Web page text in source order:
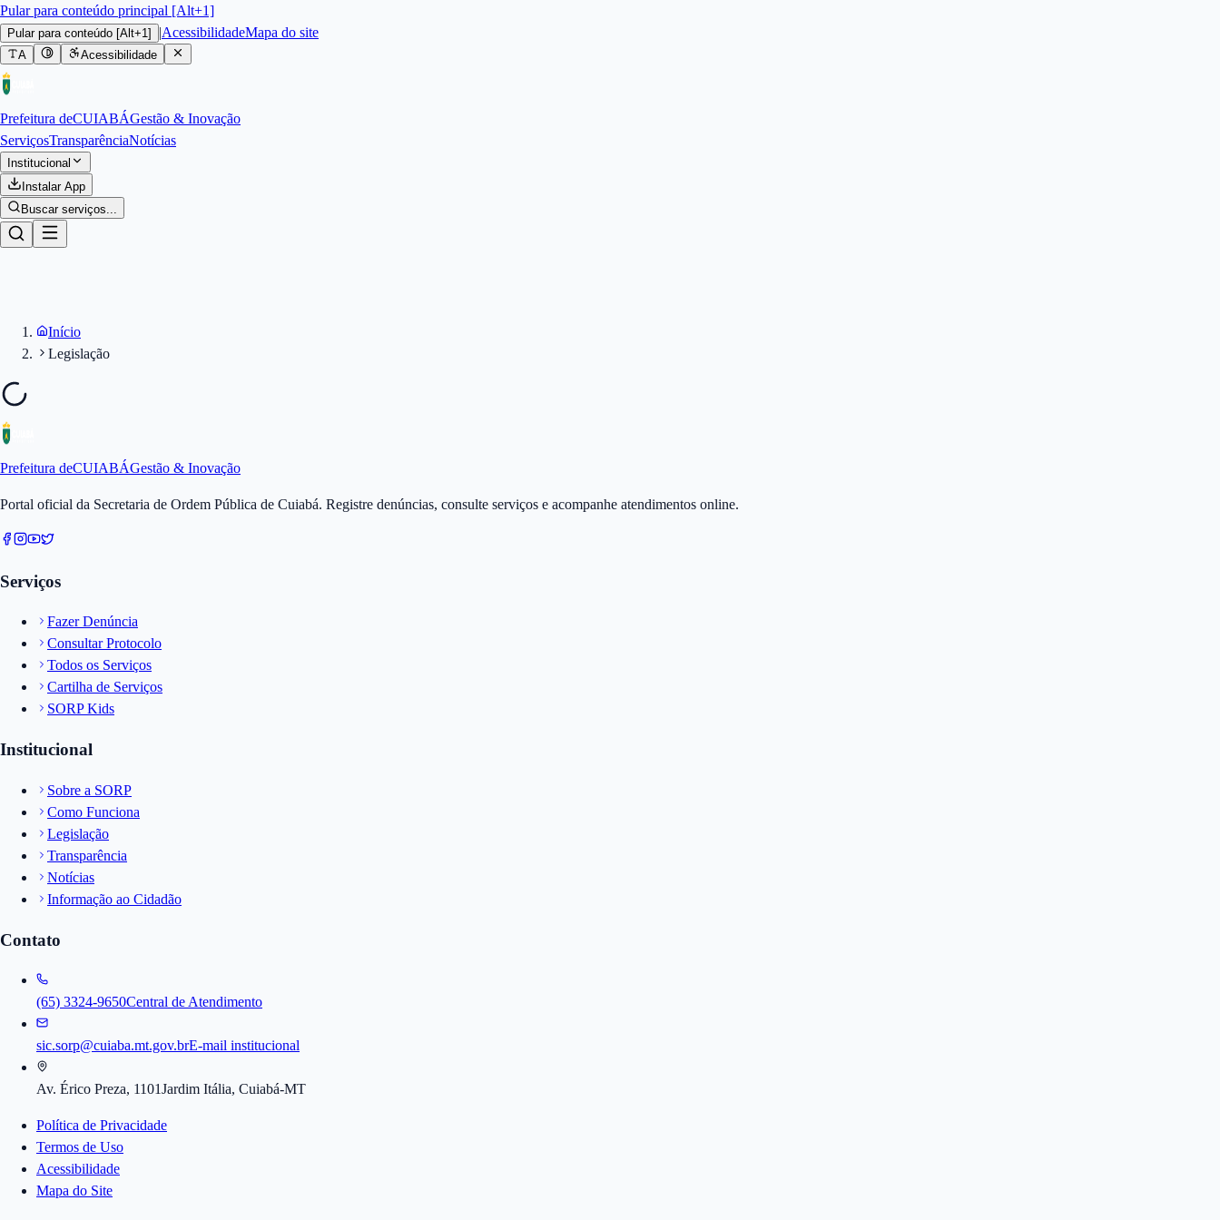
Pular para conteúdo principal [Alt+1]
Pular para conteúdo [Alt+1] |AcessibilidadeMapa do site
A Acessibilidade
Prefeitura deCUIABÁGestão & Inovação
ServiçosTransparênciaNotícias
Institucional
Instalar App
Buscar serviços...
Início
Legislação
Prefeitura deCUIABÁGestão & Inovação
Portal oficial da Secretaria de Ordem Pública de Cuiabá. Registre denúncias, consulte serviços e acompanhe atendimentos online.
Serviços
Fazer Denúncia
Consultar Protocolo
Todos os Serviços
Cartilha de Serviços
SORP Kids
Institucional
Sobre a SORP
Como Funciona
Legislação
Transparência
Notícias
Informação ao Cidadão
Contato
(65) 3324-9650Central de Atendimento
sic.sorp@cuiaba.mt.gov.brE-mail institucional
Av. Érico Preza, 1101Jardim Itália, Cuiabá-MT
Política de Privacidade
Termos de Uso
Acessibilidade
Mapa do Site